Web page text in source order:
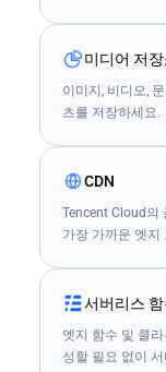
미디어 저장
이미지, 비디오,
츠를 저장하세요.
CDN
Tencent Cloud의
가장 가까운 엣지
서버리스 함
엣지 함수 및 클
성할 필요 없이